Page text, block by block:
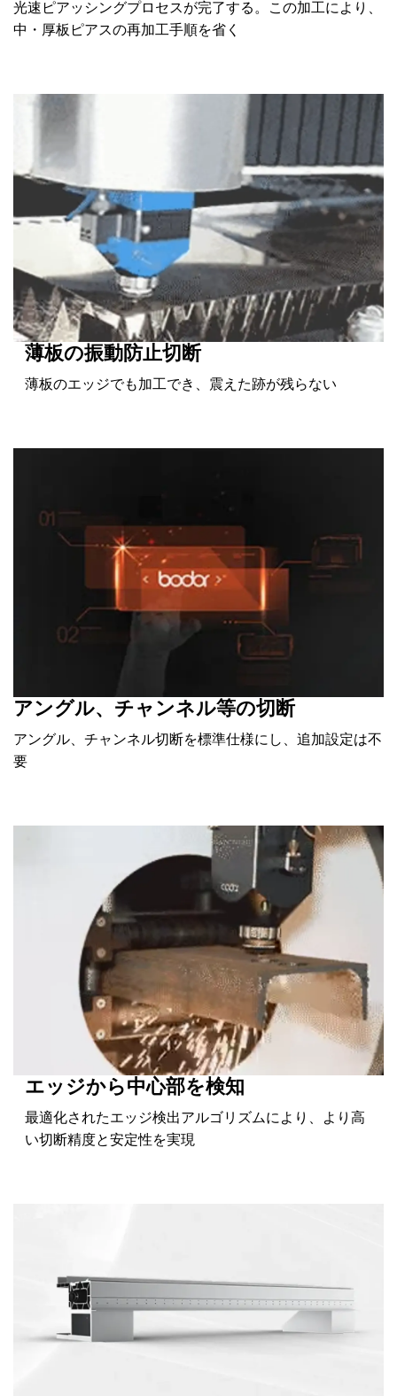
光速ピアッシングプロセスが完了する。この加工により、
中・厚板ピアスの再加工手順を省く
薄板の振動防止切断
薄板のエッジでも加工でき、震えた跡が残らない
アングル、チャンネル等の切断
アングル、チャンネル切断を標準仕様にし、追加設定は不
要
エッジから中心部を検知
最適化されたエッジ検出アルゴリズムにより、より高
い切断精度と安定性を実現